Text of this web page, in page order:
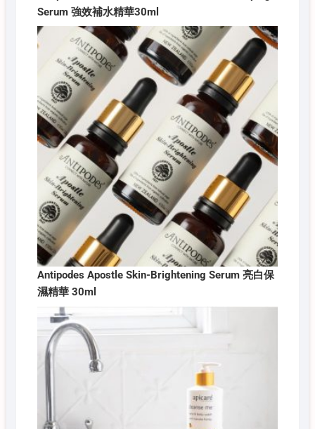
Serum 強效補水精華30ml
Antipodes Apostle Skin-Brightening Serum 亮白保
濕精華 30ml